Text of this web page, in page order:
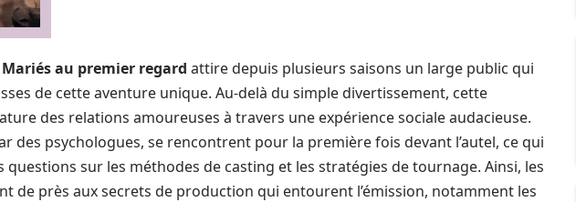
Mariés au premier regard attire depuis plusieurs saisons un large public qui
de cette aventure unique. Au-delà du simple divertissement, cette
des relations amoureuses à travers une expérience sociale audacieuse.
des psychologues, se rencontrent pour la première fois devant l’autel, ce qui
questions sur les méthodes de casting et les stratégies de tournage. Ainsi, les
de près aux secrets de production qui entourent l’émission, notamment les